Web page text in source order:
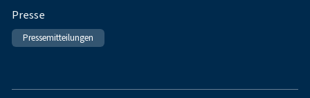
Presse
Pressemitteilungen